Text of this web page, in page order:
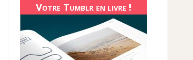
Votre Tumblr en livre !